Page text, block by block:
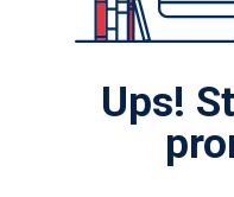
Ups!